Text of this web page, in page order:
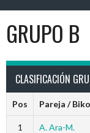
GRUPO B
CLASIFICACIÓN
Pos Pareja /
1
A. Ara-M.